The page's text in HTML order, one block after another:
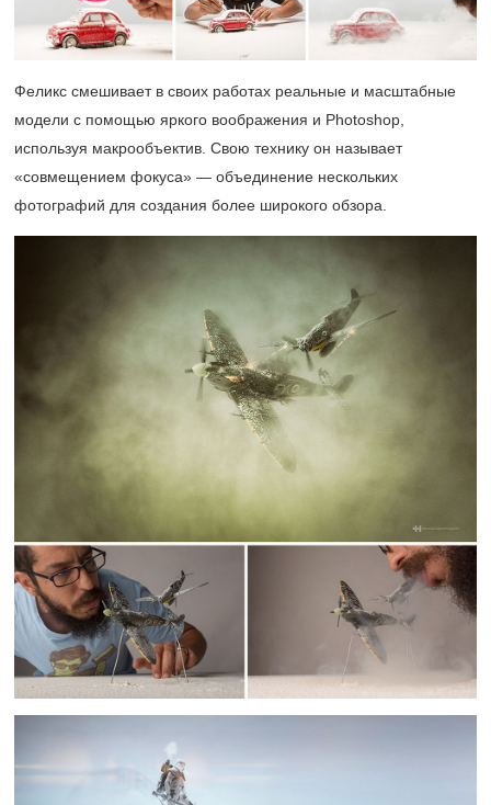
Феликс смешивает в своих работах реальные и масштабные
модели с помощью яркого воображения и Photoshop,
используя макрообъектив. Свою технику он называет
«совмещением фокуса» — объединение нескольких
фотографий для создания более широкого обзора.